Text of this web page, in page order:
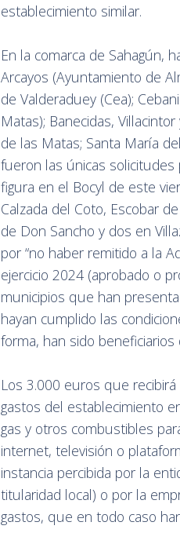
establecimiento similar.
En la comarca de Sahagún,
Arcayos (Ayuntamiento de
de Valderaduey (Cea);
Matas); Banecidas,
de las Matas; Santa María
fueron las únicas solicitudes
figura en el Bocyl de este
Calzada del Coto, Escobar
de Don Sancho y dos en
por “no haber remitido a la
ejercicio 2024 (aprobado o
municipios que han
hayan cumplido las
forma, han sido
Los 3.000 euros que
gastos del establecimiento
gas y otros combustibles
internet, televisión o
instancia percibida por la
titularidad local) o por la
gastos, que en todo caso